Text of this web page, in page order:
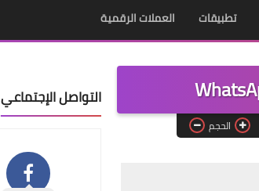
تطبيقات العملات الرقمية
الحجم
التواصل الإجتماعي